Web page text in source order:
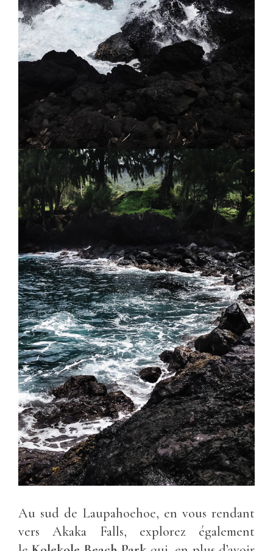
Au sud de Laupahoehoe, en vous rendant
vers Akaka Falls, explorez également